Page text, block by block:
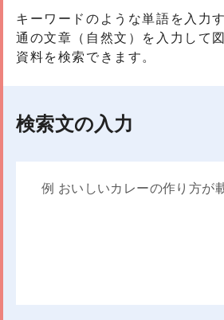
キーワードのような単語を入力
通の文章（自然文）を入力して
資料を検索できます。
検索文の入力